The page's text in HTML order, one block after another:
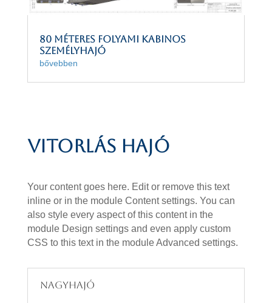
80 méteres folyami kabinos
személyhajó
bővebben
Vitorlás hajó
Your content goes here. Edit or remove this text
inline or in the module Content settings. You can
also style every aspect of this content in the
module Design settings and even apply custom
CSS to this text in the module Advanced settings.
Nagyhajó